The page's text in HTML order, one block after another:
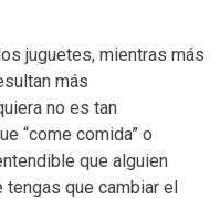
juguetes, mientras más
más
no es tan
“come comida” o
que alguien
tengas que cambiar el